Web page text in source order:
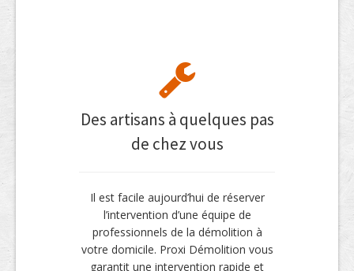
Des artisans à quelques pas
de chez vous
Il est facile aujourd’hui de réserver
l’intervention d’une équipe de
professionnels de la démolition à
votre domicile. Proxi Démolition vous
garantit une intervention rapide et